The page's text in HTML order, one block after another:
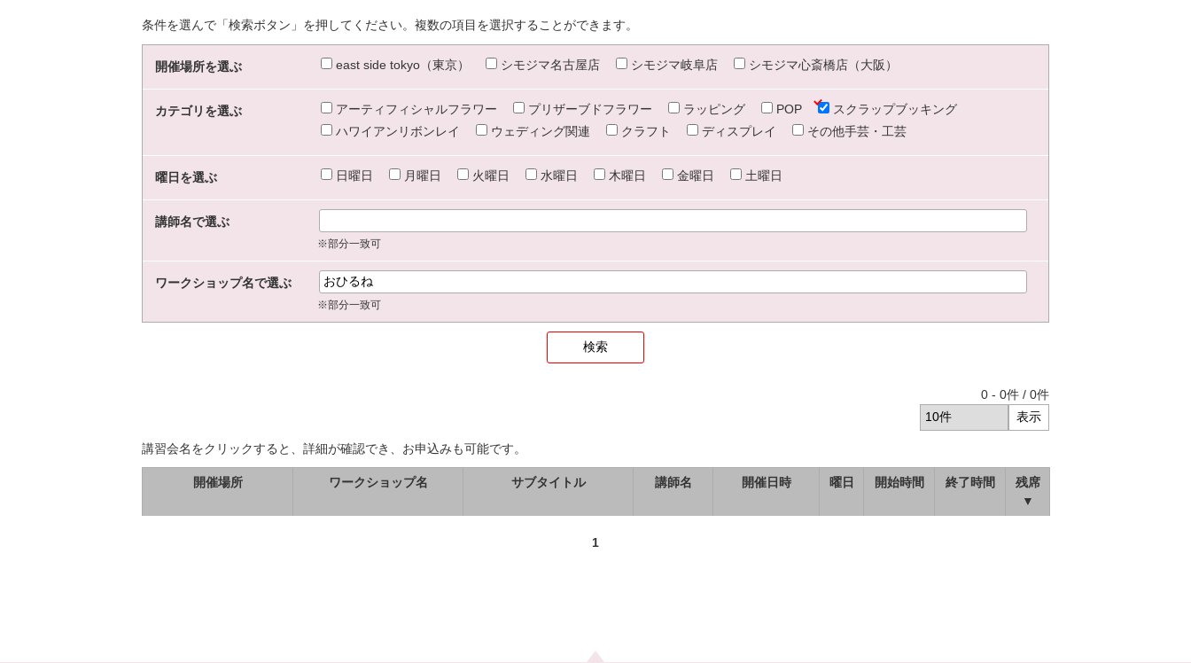
条件を選んで「検索ボタン」を押してください。複数の項目を選択することができます。
開催場所を選ぶ east side tokyo（東京） シモジマ名古屋店 シモジマ岐阜店 シモジマ心斎橋店（大阪）
カテゴリを選ぶ アーティフィシャルフラワー プリザーブドフラワー ラッピング POP
スクラップブッキング
ハワイアンリボンレイ
ウェディング関連 クラフト ディスプレイ その他手芸・工芸
曜日を選ぶ 日曜日 月曜日 火曜日 水曜日 木曜日 金曜日 土曜日
講師名で選ぶ
※部分一致可
ワークショップ名で選ぶ
※部分一致可
0 - 0件 / 0件
講習会名をクリックすると、詳細が確認でき、お申込みも可能です。
開催場所 ワークショップ名 サブタイトル 講師名 開催日時 曜日 開始時間 終了時間
残席
▼
1